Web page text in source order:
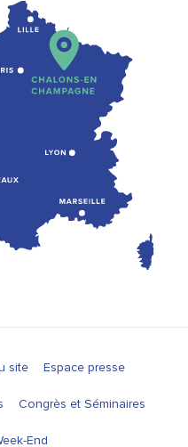
site Espace presse
Congrès et Séminaires
End